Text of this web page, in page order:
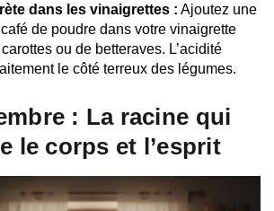
dans les vinaigrettes : Ajoutez une
de poudre dans votre vinaigrette
ou de betteraves. L’acidité
le côté terreux des légumes.
: La racine qui
le corps et l’esprit